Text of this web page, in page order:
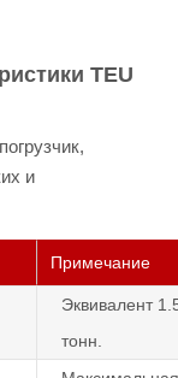
TEU
и
Примечание
Эквивалент
тонн.